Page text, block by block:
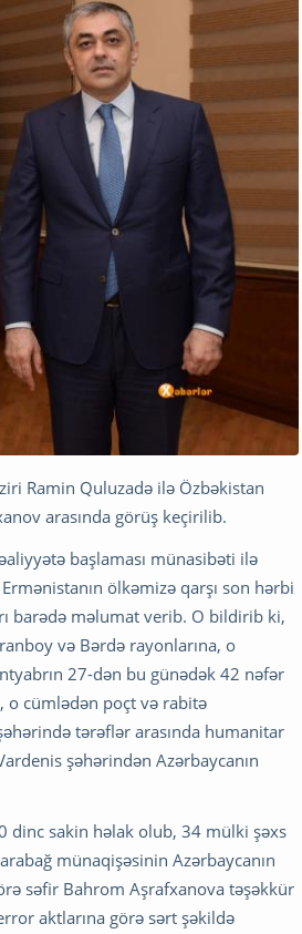
Ramin Quluzadə ilə Özbəkistan
arasında görüş keçirilib.
başlaması münasibəti ilə
ölkəmizə qarşı son hərbi
barədə məlumat verib. O bildirib ki,
və Bərdə rayonlarına, o
27-dən bu günədək 42 nəfər
o cümlədən poçt və rabitə
tərəflər arasında humanitar
şəhərindən Azərbaycanın
dinc sakin həlak olub, 34 mülki şəxs
münaqişəsinin Azərbaycanın
səfir Bahrom Aşrafxanova təşəkkür
aktlarına görə sərt şəkildə